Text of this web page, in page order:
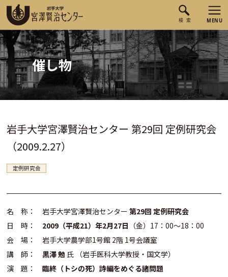
催し物
岩手大学宮澤賢治センター 第29回 定例研究会
（2009.2.27）
定例研究会
名 称： 岩手大学宮澤賢治センター第29回 定例研究会
日 時： 2009（平成21）年2月27日 （金）17：00～18：00
会 場： 岩手大学農学部1号館 2階 1号会議室
講 師：黒澤 勉 氏 （岩手医科大学教授・国文学）
演 題：臨終（トシの死）詩編をめぐる諸問題